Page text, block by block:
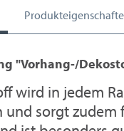
"Vorhang-/
wird in jedem
und sorgt